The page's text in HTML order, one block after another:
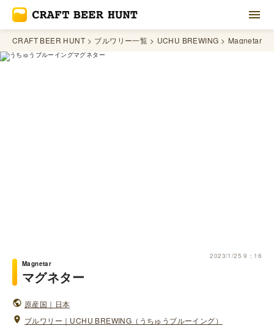
CRAFT BEER HUNT ブルワリー一覧 UCHU BREWING Magnetar
2023/1/25 9：16
Magnetar
マグネター
原産国｜日本
ブルワリー｜UCHU BREWING（うちゅうブルーイング）